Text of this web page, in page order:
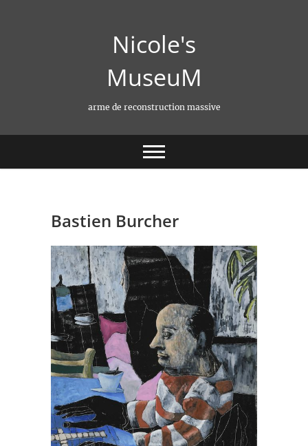
Nicole's
MuseuM
arme de reconstruction massive
Bastien Burcher